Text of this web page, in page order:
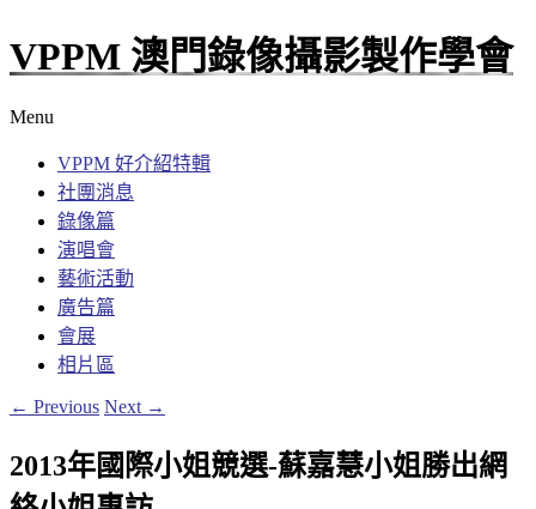
VPPM 澳門錄像攝影製作學會
Menu
VPPM 好介紹特輯
社團消息
錄像篇
演唱會
藝術活動
廣告篇
會展
相片區
← Previous Next →
2013年國際小姐競選-蘇嘉慧小姐勝出網